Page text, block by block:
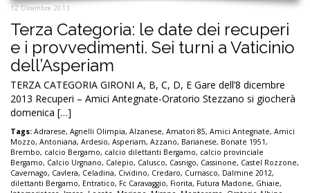
12 Dicembre 2013
Terza Categoria: le date dei recuperi
e i provvedimenti. Sei turni a Vaticinio
dell’Asperiam
TERZA CATEGORIA GIRONI A, B, C, D, E Gare dell’8 dicembre
2013 Recuperi – Amici Antegnate-Oratorio Stezzano si giocherà
domenica […]
Tags: Adrarese, Agnelli Olimpia, Alzanese, Amatori 85, Amici Antegnate, Amici
Mozzo, Antoniana, Ardesio, Asperiam, Azzano, Barianese, Bonate 1951,
Brembo, calcio Bergamo, calcio dilettanti Bergamo, calcio provinciale
Bergamo, Calcio Urgnano, Calepio, Calusco, Casnigo, Cassinone, Castel Rozzone,
Cavernago, Cavlera, Celadina, Cividino, Credaro, Curnasco, Dalmine 2012,
dilettanti Bergamo, Entratico, Fc Caravaggio, Fiorita, Futura Madone, Ghiaie,